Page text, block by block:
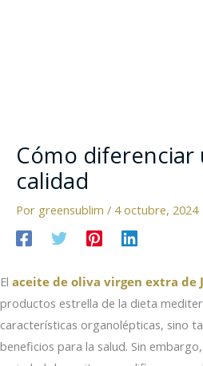
Cómo diferenciar
calidad
Por greensublim / 4 octubre, 2024
El aceite de oliva virgen extra de
productos estrella de la dieta
características organolépticas, sino
beneficios para la salud. Sin